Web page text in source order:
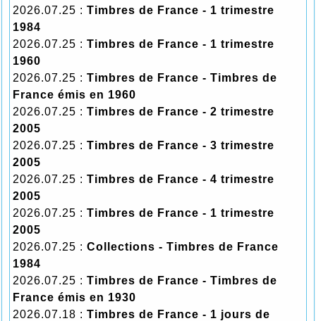
2026.07.25 : Timbres de France - 1 trimestre
1984
2026.07.25 : Timbres de France - 1 trimestre
1960
2026.07.25 : Timbres de France - Timbres de
France émis en 1960
2026.07.25 : Timbres de France - 2 trimestre
2005
2026.07.25 : Timbres de France - 3 trimestre
2005
2026.07.25 : Timbres de France - 4 trimestre
2005
2026.07.25 : Timbres de France - 1 trimestre
2005
2026.07.25 : Collections - Timbres de France
1984
2026.07.25 : Timbres de France - Timbres de
France émis en 1930
2026.07.18 : Timbres de France - 1 jours de